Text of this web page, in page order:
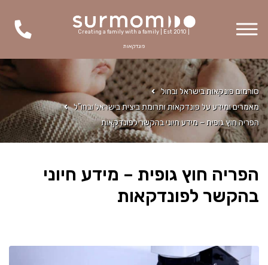
Creating a family with a family | Est 2010 |
פונדקאות
סורמום פונקאות בישראל ובחול
מאמרים ומידע על פונדקאות ותרומת ביצית בישראל ובחו"ל
הפריה חוץ גופית – מידע חיוני בהקשר לפונדקאות
הפריה חוץ גופית – מידע חיוני
בהקשר לפונדקאות